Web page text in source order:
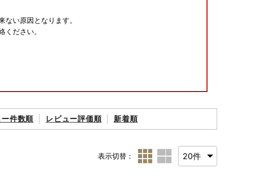
い原因となります。
ください。
お願いいたします。
ー件数順 レビュー評価順 新着順
表示切替：